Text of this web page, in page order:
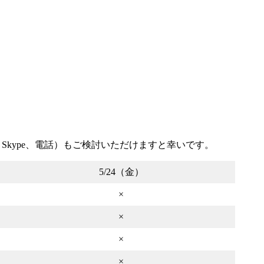
、電話）もご検討いただけますと幸いです。
5/24（金）
×
×
×
×